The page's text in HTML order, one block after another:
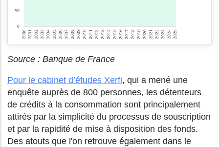
Source : Banque de France
Pour le cabinet d’études Xerfi, qui a mené une
enquête auprès de 800 personnes, les détenteurs
de crédits à la consommation sont principalement
attirés par la simplicité du processus de souscription
et par la rapidité de mise à disposition des fonds.
Des atouts que l'on retrouve également dans le